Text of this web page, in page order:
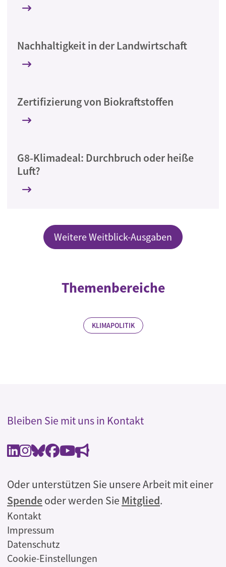
Nachhaltigkeit in der Landwirtschaft
Zertifizierung von Biokraftstoffen
G8-Klimadeal: Durchbruch oder heiße
Luft?
Weitere Weitblick-Ausgaben
Themenbereiche
KLIMAPOLITIK
Bleiben Sie mit uns in Kontakt
Oder unterstützen Sie unsere Arbeit mit einer
Spendeoder werden Sie Mitglied.
Rechtliches
Kontakt
Impressum
Datenschutz
Cookie-Einstellungen